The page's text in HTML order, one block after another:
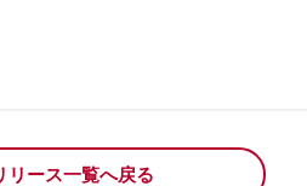
リース一覧へ戻る